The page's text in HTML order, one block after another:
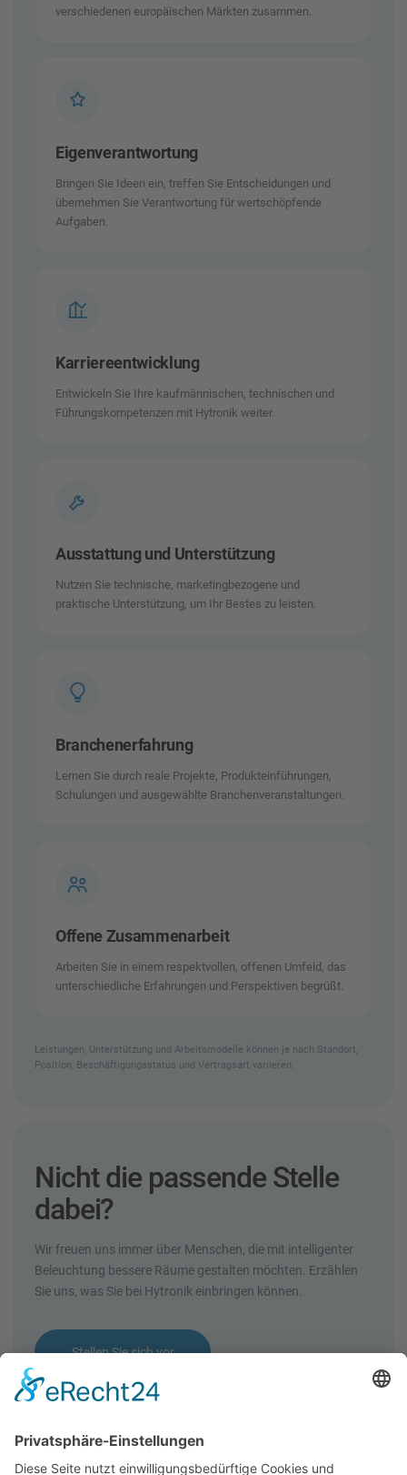
verschiedenen europäischen Märkten zusammen.
Eigenverantwortung
Bringen Sie Ideen ein, treffen Sie Entscheidungen und
übernehmen Sie Verantwortung für wertschöpfende
Aufgaben.
Karriereentwicklung
Entwickeln Sie Ihre kaufmännischen, technischen und
Führungskompetenzen mit Hytronik weiter.
Ausstattung und Unterstützung
Nutzen Sie technische, marketingbezogene und
praktische Unterstützung, um Ihr Bestes zu leisten.
Branchenerfahrung
Lernen Sie durch reale Projekte, Produkteinführungen,
Schulungen und ausgewählte Branchenveranstaltungen.
Offene Zusammenarbeit
Arbeiten Sie in einem respektvollen, offenen Umfeld, das
unterschiedliche Erfahrungen und Perspektiven begrüßt.
Leistungen, Unterstützung und Arbeitsmodelle können je nach Standort,
Position, Beschäftigungsstatus und Vertragsart variieren.
Nicht die passende Stelle
dabei?
Wir freuen uns immer über Menschen, die mit intelligenter
Beleuchtung bessere Räume gestalten möchten. Erzählen
Sie uns, was Sie bei Hytronik einbringen können.
Stellen Sie sich vor